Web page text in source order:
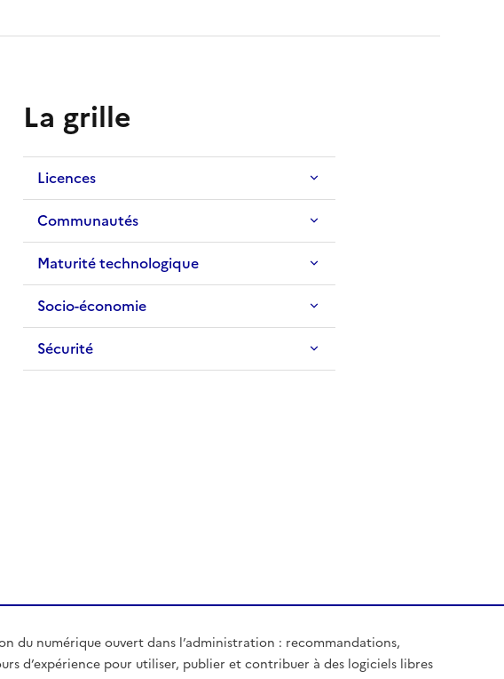
La grille
Licences
Communautés
Maturité technologique
Socio-économie
Sécurité
du numérique ouvert dans l’administration : recommandations,
d’expérience pour utiliser, publier et contribuer à des logiciels libres